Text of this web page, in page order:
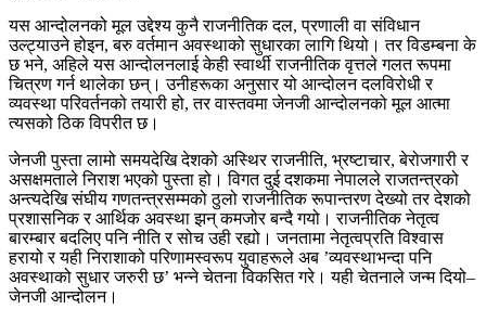
यस आन्दोलनको मूल उद्देश्य कुनै राजनीतिक दल, प्रणाली वा संविधान
उल्ट्याउने होइन, बरु वर्तमान अवस्थाको सुधारका लागि थियो। तर विडम्बना के
छ भने, अहिले यस आन्दोलनलाई केही स्वार्थी राजनीतिक वृत्तले गलत रूपमा
चित्रण गर्न थालेका छन्। उनीहरूका अनुसार यो आन्दोलन दलविरोधी र
व्यवस्था परिवर्तनको तयारी हो, तर वास्तवमा जेनजी आन्दोलनको मूल आत्मा
त्यसको ठिक विपरीत छ।
जेनजी पुस्ता लामो समयदेखि देशको अस्थिर राजनीति, भ्रष्टाचार, बेरोजगारी र
असक्षमताले निराश भएको पुस्ता हो। विगत दुई दशकमा नेपालले राजतन्त्रको
अन्त्यदेखि संघीय गणतन्त्रसम्मको ठुलो राजनीतिक रूपान्तरण देख्यो तर देशको
प्रशासनिक र आर्थिक अवस्था झन् कमजोर बन्दै गयो। राजनीतिक नेतृत्व
बारम्बार बदलिए पनि नीति र सोच उही रह्यो। जनतामा नेतृत्वप्रति विश्वास
हरायो र यही निराशाको परिणामस्वरूप युवाहरूले अब ’व्यवस्थाभन्दा पनि
अवस्थाको सुधार जरुरी छ’ भन्ने चेतना विकसित गरे। यही चेतनाले जन्म दियो–
जेनजी आन्दोलन।